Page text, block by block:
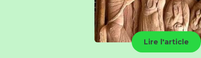
Lire l'article